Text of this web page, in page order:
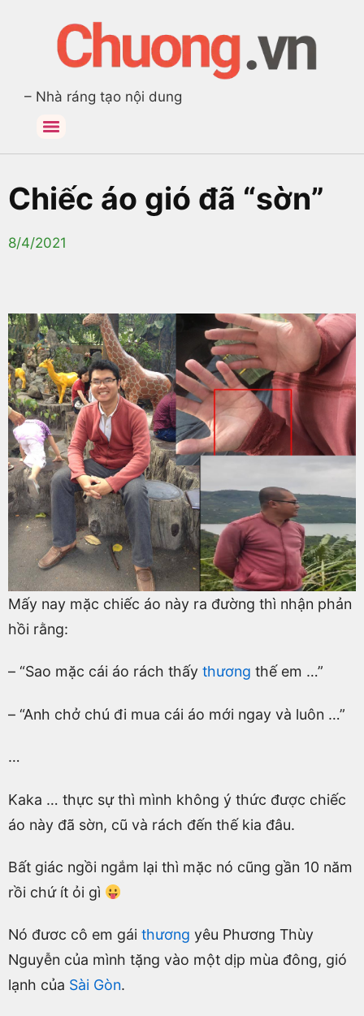
– Nhà ráng tạo nội dung
Chiếc áo gió đã “sờn”
8/4/2021
Mấy nay mặc chiếc áo này ra đường thì nhận phản
hồi rằng:
– “Sao mặc cái áo rách thấy thương thế em …”
– “Anh chở chú đi mua cái áo mới ngay và luôn …”
…
Kaka … thực sự thì mình không ý thức được chiếc
áo này đã sờn, cũ và rách đến thế kia đâu.
Bất giác ngồi ngắm lại thì mặc nó cũng gần 10 năm
rồi chứ ít ỏi gì
Nó đươc cô em gái thương yêu Phương Thùy
Nguyễn của mình tặng vào một dịp mùa đông, gió
lạnh của Sài Gòn.